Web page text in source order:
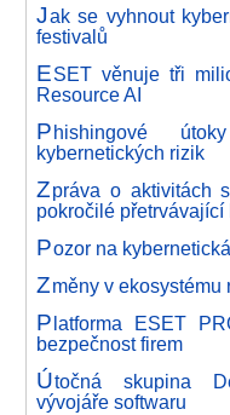
Jak se vyhnout
festivalů
ESET věnuje tři
Resource AI
Phishingové
kybernetických rizik
Zpráva o aktivitách
pokročilé přetrvávající
Pozor na
Změny v ekosystému
Platforma ESET
bezpečnost firem
Útočná skupina
vývojáře softwaru